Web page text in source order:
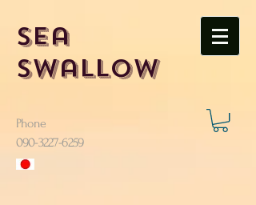
Sea
Swallow
Phone
​090-3227-6259